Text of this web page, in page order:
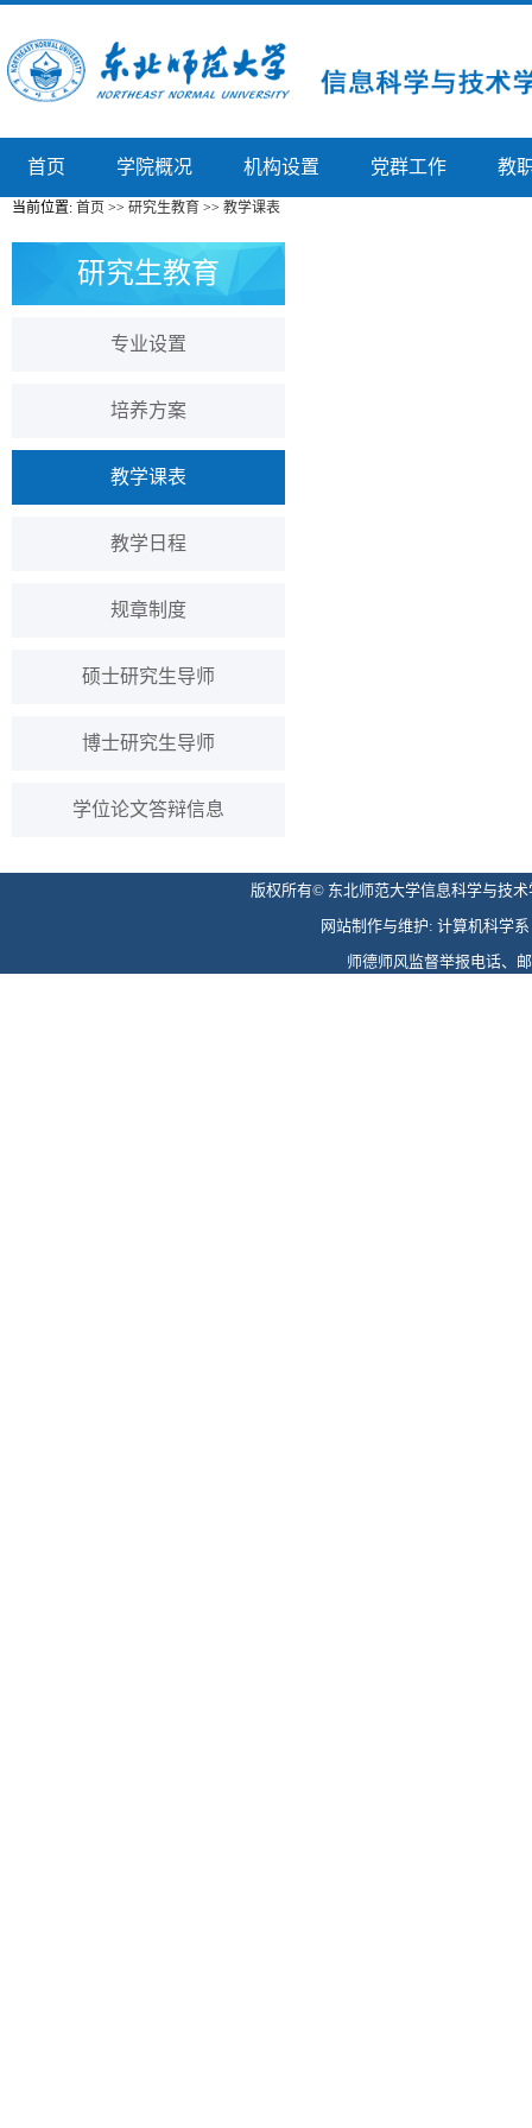
首页 学院概况 机构设置 党群工作 教
当前位置: 首页 >> 研究生教育 >> 教学课表
研究生教育
专业设置
培养方案
教学课表
教学日程
规章制度
硕士研究生导师
博士研究生导师
学位论文答辩信息
版权所有© 东北师范大学信息科学与技
网站制作与维护: 计算机科学
师德师风监督举报电话、